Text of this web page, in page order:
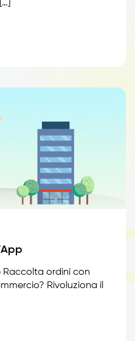
Raccolta ordini con
Rivoluziona il